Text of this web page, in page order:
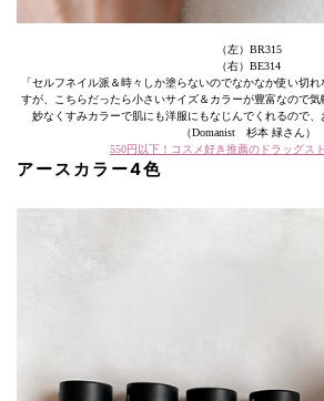
（左）BR315
（右）BE314
「セルフネイル派＆時々しか塗らないのでなかなか使い切
すが、こちらだったら小さいサイズ＆カラーが豊富なので
妙なくすみカラーで肌にも洋服にもなじんでくれるので、
（Domanist 杉本 緑さん）
550円以下！コスメ好き推薦のドラッグス
アースカラー4色